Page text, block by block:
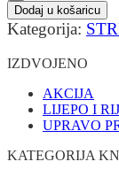
Dodaj u košaricu
Kategorija:
IZDVOJENO
AKCIJA
LIJEPO I
UPRAVO
KATEGORIJA